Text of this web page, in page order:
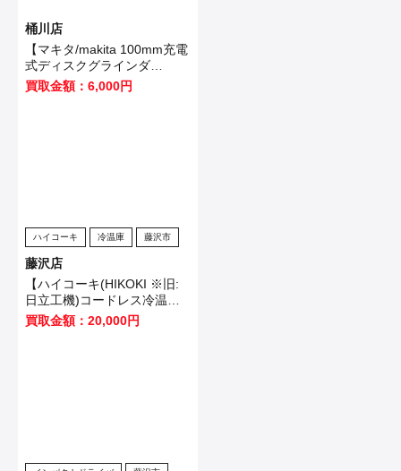
桶川店
【マキタ/makita 100mm充電
式ディスクグラインダ
GA403DRGN】桶川市のお客
様から買取いたしました！
買取金額：6,000円
ハイコーキ 冷温庫 藤沢市
藤沢店
【ハイコーキ(HIKOKI ※旧:
日立工機)コードレス冷温庫
UL18DB(NMG)】藤沢市のお
客様から買取させていただき
買取金額：20,000円